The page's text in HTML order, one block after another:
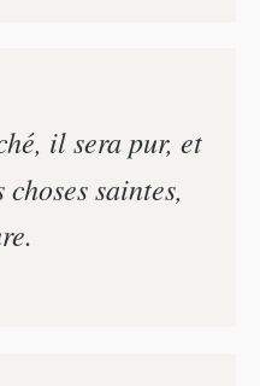
il sera pur, et
saintes,